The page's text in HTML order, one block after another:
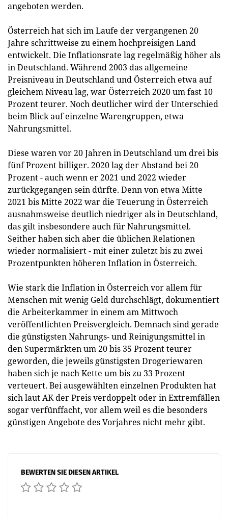
angeboten werden.
Österreich hat sich im Laufe der vergangenen 20
Jahre schrittweise zu einem hochpreisigen Land
entwickelt. Die Inflationsrate lag regelmäßig höher als
in Deutschland. Während 2003 das allgemeine
Preisniveau in Deutschland und Österreich etwa auf
gleichem Niveau lag, war Österreich 2020 um fast 10
Prozent teurer. Noch deutlicher wird der Unterschied
beim Blick auf einzelne Warengruppen, etwa
Nahrungsmittel.
Diese waren vor 20 Jahren in Deutschland um drei bis
fünf Prozent billiger. 2020 lag der Abstand bei 20
Prozent - auch wenn er 2021 und 2022 wieder
zurückgegangen sein dürfte. Denn von etwa Mitte
2021 bis Mitte 2022 war die Teuerung in Österreich
ausnahmsweise deutlich niedriger als in Deutschland,
das gilt insbesondere auch für Nahrungsmittel.
Seither haben sich aber die üblichen Relationen
wieder normalisiert - mit einer zuletzt bis zu zwei
Prozentpunkten höheren Inflation in Österreich.
Wie stark die Inflation in Österreich vor allem für
Menschen mit wenig Geld durchschlägt, dokumentiert
die Arbeiterkammer in einem am Mittwoch
veröffentlichten Preisvergleich. Demnach sind gerade
die günstigsten Nahrungs- und Reinigungsmittel in
den Supermärkten um 20 bis 35 Prozent teurer
geworden, die jeweils günstigsten Drogeriewaren
haben sich je nach Kette um bis zu 33 Prozent
verteuert. Bei ausgewählten einzelnen Produkten hat
sich laut AK der Preis verdoppelt oder in Extremfällen
sogar verfünffacht, vor allem weil es die besonders
günstigen Angebote des Vorjahres nicht mehr gibt.
BEWERTEN SIE DIESEN ARTIKEL